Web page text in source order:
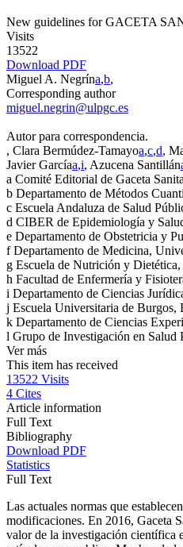
New guidelines forGACETA
Visits
13522
Download PDF
Miguel A. Negrína,b,
Corresponding author
miguel.negrin@ulpgc.es
Autor para correspondencia.
, Clara Bermúdez-Tamayoa,c,d,
Javier Garcíaa,i, Azucena Santillán
a Comité Editorial de Gaceta
b Departamento de Métodos
c Escuela Andaluza de Salud
d CIBER de Epidemiología y
e Departamento de Obstetricia y
fDepartamento de Medicina,
g Escuela de Nutrición y
h Facultad de Enfermería y
i Departamento de Ciencias
j Escuela Universitaria de Burgos,
k Departamento de Ciencias
l Grupo de Investigación en Salud
Ver más
This item has received
13522 Visits
4 Cites
Article information
Full Text
Bibliography
Download PDF
Statistics
Full Text
Las actuales normas que
modificaciones. En 2016, Gaceta
valor de la investigación científica